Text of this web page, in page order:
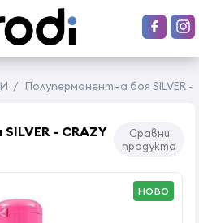
/ Полуперманентна боя SILVER -
- CRAZY
Сравни
продукта
НОВО